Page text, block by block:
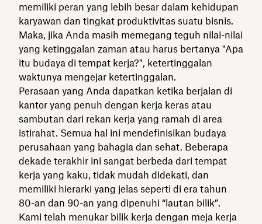
memiliki peran yang lebih besar dalam kehidupan
karyawan dan tingkat produktivitas suatu bisnis.
Maka, jika Anda masih memegang teguh nilai-nilai
yang ketinggalan zaman atau harus bertanya "Apa
itu budaya di tempat kerja?", ketertinggalan
waktunya mengejar ketertinggalan.
Perasaan yang Anda dapatkan ketika berjalan di
kantor yang penuh dengan kerja keras atau
sambutan dari rekan kerja yang ramah di area
istirahat. Semua hal ini mendefinisikan budaya
perusahaan yang bahagia dan sehat. Beberapa
dekade terakhir ini sangat berbeda dari tempat
kerja yang kaku, tidak mudah didekati, dan
memiliki hierarki yang jelas seperti di era tahun
80-an dan 90-an yang dipenuhi “lautan bilik”.
Kami telah menukar bilik kerja dengan meja kerja